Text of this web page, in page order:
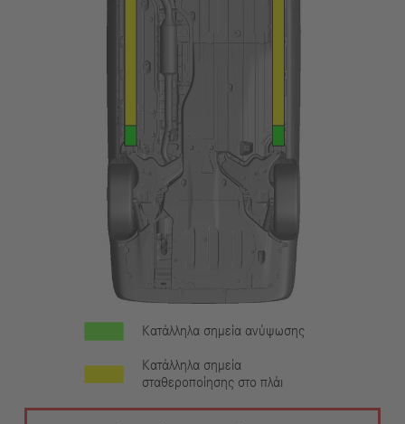
Κατάλληλα σημεία ανύψωσης
Κατάλληλα σημεία
σταθεροποίησης στο πλάι